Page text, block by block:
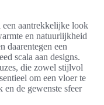
aantrekkelijke look
en natuurlijkheid
daarentegen een
scala aan designs.
die zowel stijlvol
om een vloer te
en de gewenste sfeer